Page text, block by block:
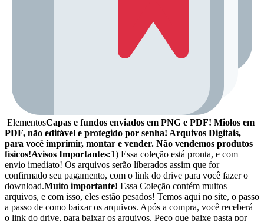
ElementosCapas e fundos enviados em PNG e PDF! Miolos em
PDF, não editável e protegido por senha! Arquivos Digitais,
para você imprimir, montar e vender. Não vendemos produtos
físicos!Avisos Importantes:1) Essa coleção está pronta, e com
envio imediato! Os arquivos serão liberados assim que for
confirmado seu pagamento, com o link do drive para você fazer o
download.Muito importante! Essa Coleção contém muitos
arquivos, e com isso, eles estão pesados! Temos aqui no site, o passo
a passo de como baixar os arquivos. Após a compra, você receberá
o link do drive, para baixar os arquivos. Peço que baixe pasta por